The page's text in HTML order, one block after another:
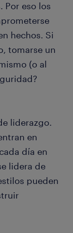
Por eso los
hechos. Si
tomarse un
(o al
liderazgo.
en
día en
lidera de
pueden